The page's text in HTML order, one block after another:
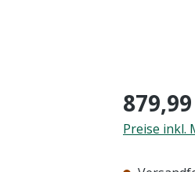
Regulärer
Preise inkl.